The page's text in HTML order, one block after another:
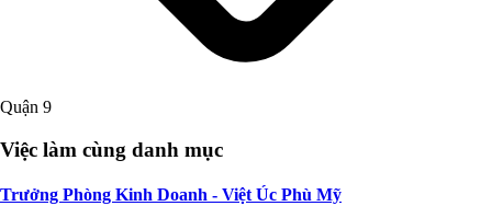
Quận 9
Việc làm cùng danh mục
Trưởng Phòng Kinh Doanh - Việt Úc Phù Mỹ